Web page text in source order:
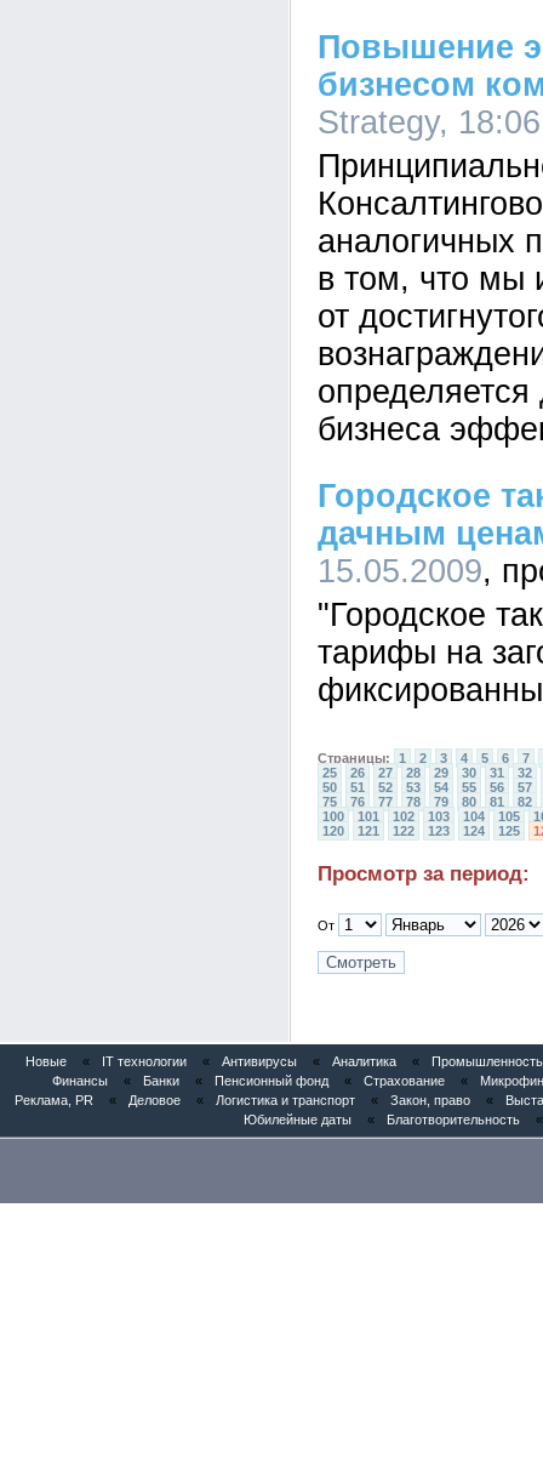
Повышение
бизнесом
Strategy,
аналогичных
в том, что мы
от
бизнеса
Городское
дачным
15.05.2009
"Городское
тарифы на
Страницы: 1 2 3 4 5 6
7
25
26 27 28 29 30 31
32
50
51 52 53 54 55 56
57
75
76 77 78 79 80 81
82
100
101 102 103 104 105
120
121 122 123 124 125
Просмотр за период:
От
Новые « IT технологии « Антивирусы « Аналитика «
Промышленность
Финансы
« Банки « Пенсионный фонд « Страхование «
Реклама, PR
« Деловое « Логистика и транспорт « Закон, право «
Юбилейные даты
« Благотворительность «